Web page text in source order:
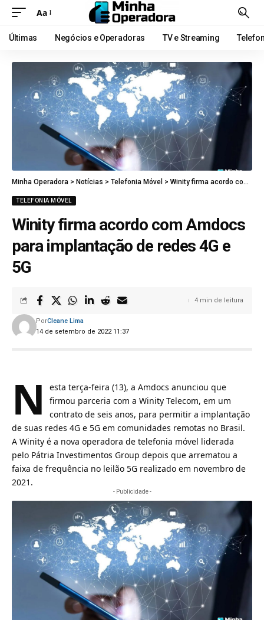
Aa
Últimas Negócios e Operadoras TV e Streaming
Minha Operadora > Notícias > Telefonia Móvel > Winity firma acordo com Amdocs para implantação de redes 4G e 5G
TELEFONIA MÓVEL
Winity firma acordo com Amdocs
para implantação de redes 4G e
5G
14 de setembro de 2022 11:37
PorCleane Lima
4 min de leitura
N
esta terça-feira (13), a Amdocs anunciou que
firmou parceria com a Winity Telecom, em um
contrato de seis anos, para permitir a implantação
de suas redes 4G e 5G em comunidades remotas no Brasil.
A Winity é a nova operadora de telefonia móvel liderada
pelo Pátria Investimentos Group depois que arrematou a
faixa de frequência no leilão 5G realizado em novembro de
2021 .
- Publicidade -